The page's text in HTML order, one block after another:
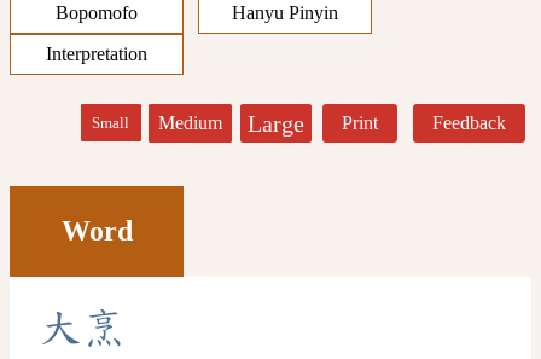
Bopomofo
Hanyu Pinyin
Interpretation
Small Medium Large Print Feedback
Word
大 烹